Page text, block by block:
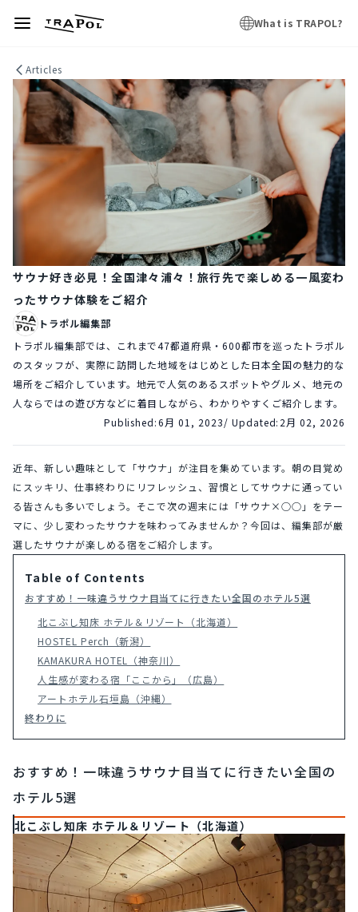
What is TRAPOL?
Articles
サウナ好き必見！全国津々浦々！旅行先で楽しめる一風変わ
ったサウナ体験をご紹介
トラポル編集部
トラポル編集部では、これまで47都道府県・600都市を巡ったトラポル
のスタッフが、実際に訪問した地域をはじめとした日本全国の魅力的な
場所をご紹介しています。地元で人気のあるスポットやグルメ、地元の
人ならではの遊び方などに着目しながら、わかりやすくご紹介します。
Published:6月 01, 2023/ Updated: 2月 02, 2026
近年、新しい趣味として「サウナ」が注目を集めています。朝の目覚め
にスッキリ、仕事終わりにリフレッシュ、習慣としてサウナに通ってい
る皆さんも多いでしょう。そこで次の週末には「サウナ×○○」をテー
マに、少し変わったサウナを味わってみませんか？今回は、編集部が厳
選したサウナが楽しめる宿をご紹介します。
Table of Contents
おすすめ！一味違うサウナ目当てに行きたい全国のホテル5選
北こぶし知床 ホテル＆リゾート（北海道）
HOSTEL Perch（新潟）
KAMAKURA HOTEL（神奈川）
人生感が変わる宿「ここから」（広島）
アートホテル石垣島（沖縄）
終わりに
おすすめ！一味違うサウナ目当てに行きたい全国の
ホテル5選
北こぶし知床 ホテル＆リゾート（北海道）